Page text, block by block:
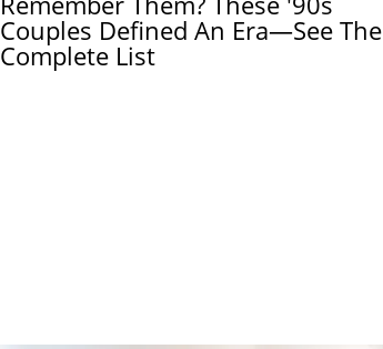
Couples Defined An Era—See The
Complete List